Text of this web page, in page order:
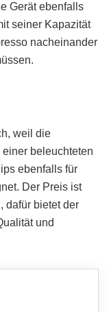
Gerät ebenfalls
seiner Kapazität
nacheinander
weil die
beleuchteten
ebenfalls für
Der Preis ist
dafür bietet der
und